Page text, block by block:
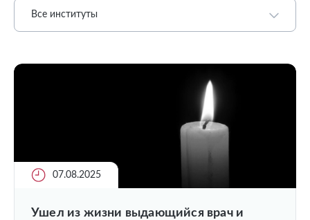
Все институты
07.08.2025
Ушел из жизни выдающийся врач и